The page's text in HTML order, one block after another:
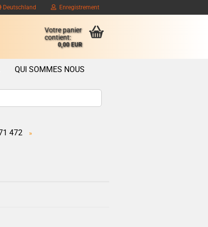
Deutschland Enregistrement
Votre panier
contient:
0,00 EUR
QUI SOMMES NOUS
472 »